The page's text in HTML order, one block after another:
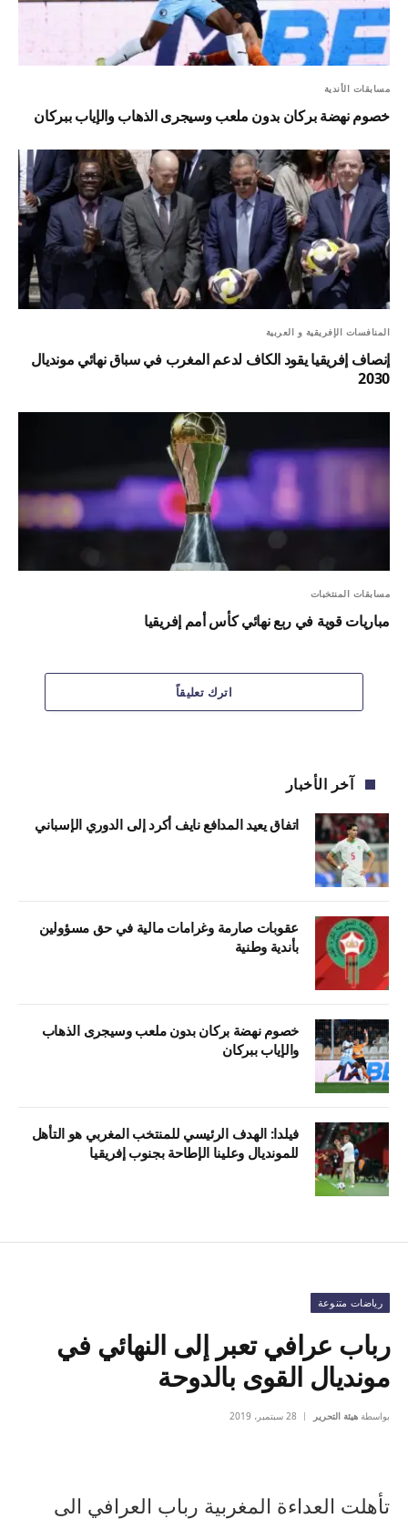
مسابقات الأندية
خصوم نهضة بركان بدون ملعب وسيجرى الذهاب والإياب ببركان
المنافسات الإفريقية و العربية
إنصاف إفريقيا يقود الكاف لدعم المغرب في سباق نهائي مونديال
2030
مسابقات المنتخبات
مباريات قوية في ربع نهائي كأس أمم إفريقيا
اترك تعليقاً
آخر الأخبار
اتفاق يعيد المدافع نايف أكرد إلى الدوري الإسباني
عقوبات صارمة وغرامات مالية في حق مسؤولين
بأندية وطنية
خصوم نهضة بركان بدون ملعب وسيجرى الذهاب
والإياب ببركان
فيلدا: الهدف الرئيسي للمنتخب المغربي هو التأهل
للمونديال وعلينا الإطاحة بجنوب إفريقيا
رياضات متنوعة
رباب عرافي تعبر إلى النهائي في
مونديال القوى بالدوحة
بواسطة هيئة التحرير 28 سبتمبر، 2019
تأهلت العداءة المغربية رباب العرافي الى